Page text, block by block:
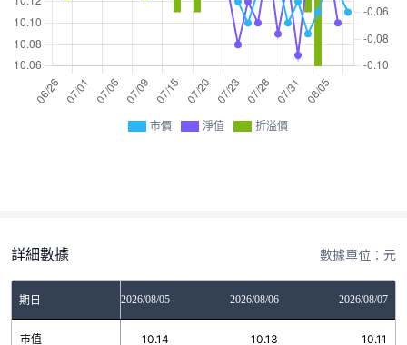
市價 淨值 折溢價
詳細數據 數據單位：元
期日
2026/08/04 2026/08/05 2026/08/06 2026/08/07
市值10.11 10.14 10.13 10.11